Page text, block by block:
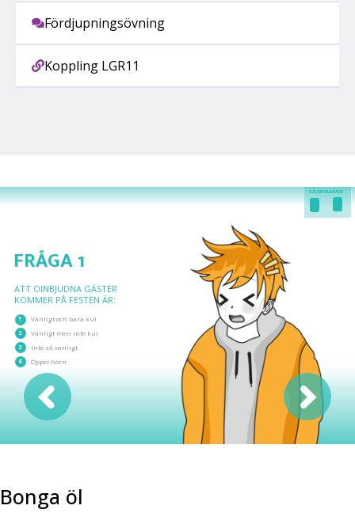
Fördjupningsövning
Koppling LGR11
GÅ I/UR FULLSKÄRM
ATT OINBJUDNA GÄSTER
KOMMER PÅ FESTEN ÄR:
Vanligt och bara kul
FRÅGA 1
3
1
2
4
Vanligt men inte kul
Inte så vanligt
Öppet hörn
Bonga öl